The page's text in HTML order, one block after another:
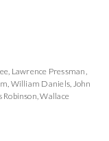
, Lawrence Pressman,
, William Daniels, John
Robinson,Wallace